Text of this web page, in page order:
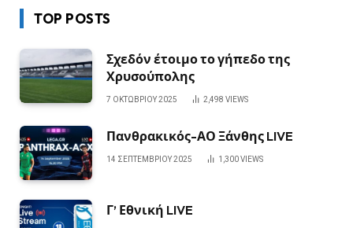
TOP POSTS
Σχεδόν έτοιμο το γήπεδο της
Χρυσούπολης
7 ΟΚΤΩΒΡΊΟΥ 2025 2,498 VIEWS
Πανθρακικός-ΑΟ Ξάνθης LIVE
14 ΣΕΠΤΕΜΒΡΊΟΥ 2025 1,300VIEWS
Γ’ Εθνική LIVE